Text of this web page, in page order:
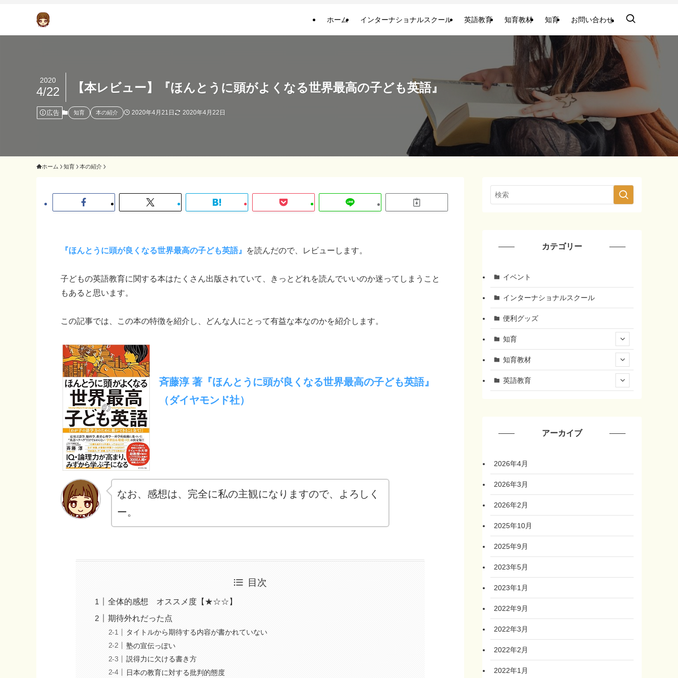
ホーム インターナショナルスクール 英語教育 知育教材 知育 お問い合わせ
【本レビュー】『ほんとうに頭がよくなる世界最高の子ども英語』
2020
4/22
広告 知育 本の紹介 2020年4月21日 2020年4月22日
ホーム 知育 本の紹介
『ほんとうに頭が良くなる世界最高の子ども英語』 を読んだので、レビューします。
子どもの英語教育に関する本はたくさん出版されていて、きっとどれを読んでいいのか迷ってしまうこと
もあると思います。
この記事では、この本の特徴を紹介し、どんな人にとって有益な本なのかを紹介します。
斉藤淳 著『ほんとうに頭が良くなる世界最高の子ども英語』
（ダイヤモンド社）
なお、感想は、完全に私の主観になりますので、よろしく
ー。
目次
全体的感想 オススメ度【★☆☆】
期待外れだった点
タイトルから期待する内容が書かれていない
塾の宣伝っぽい
説得力に欠ける書き方
日本の教育に対する批判的態度
カテゴリー
イベント
インターナショナルスクール
便利グッズ
知育
知育教材
英語教育
アーカイブ
2026年4月
2026年3月
2026年2月
2025年10月
2025年9月
2023年5月
2023年1月
2022年9月
2022年3月
2022年2月
2022年1月